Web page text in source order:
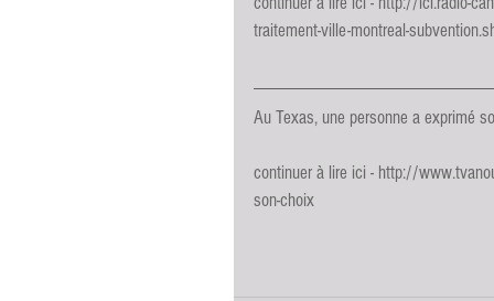
traitement-ville-montreal-
Au Texas, une personne a exprimé
continuer à lire ici - http://
son-choix